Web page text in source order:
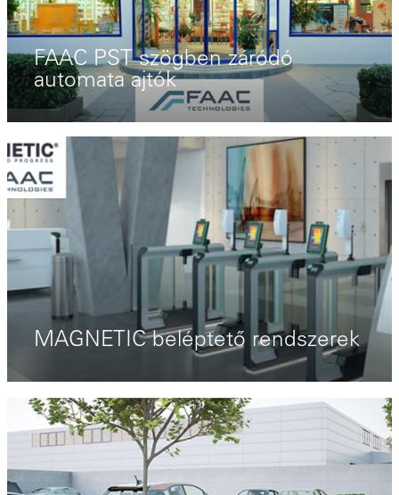
FAAC PST szögben záródó
automata ajtók
MAGNETIC beléptető rendszerek